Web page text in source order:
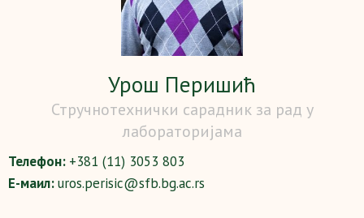
Урош Перишић
Стручнотехнички сарадник за рад у
лабораторијама
Телефон: +381 (11) 3053 803
Е-маил:uros.perisic@sfb.bg.ac.rs